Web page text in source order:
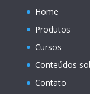
Home
Produtos
Cursos
Conteúdos
Contato